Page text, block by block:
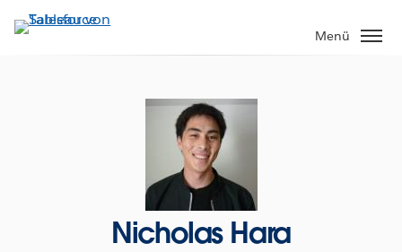
Direkt
zum
Menü
Nicholas Hara